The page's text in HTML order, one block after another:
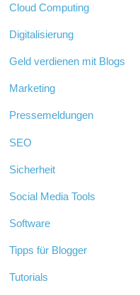
Cloud Computing
Digitalisierung
Geld verdienen mit Blogs
Marketing
Pressemeldungen
SEO
Sicherheit
Social Media Tools
Software
Tipps für Blogger
Tutorials